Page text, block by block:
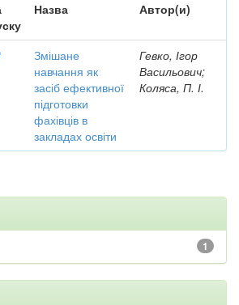
Назва Автор(и)
Змішане
навчання як
засіб ефективної
підготовки
фахівців в
закладах освіти
Гевко, Ігор
Васильович;
Коляса, П. І.
1